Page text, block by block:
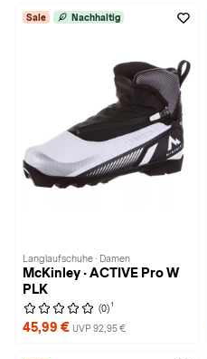
Sale Nachhaltig
Langlaufschuhe · Damen
McKinley · ACTIVE Pro W
PLK
(0) 1
45,99 € UVP 92,95 €